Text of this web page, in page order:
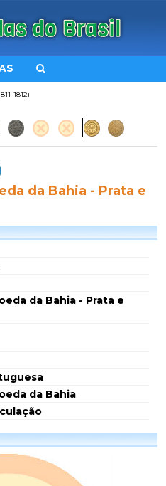
1812)
da Bahia - Prata e
da Bahia - Prata e
da Bahia